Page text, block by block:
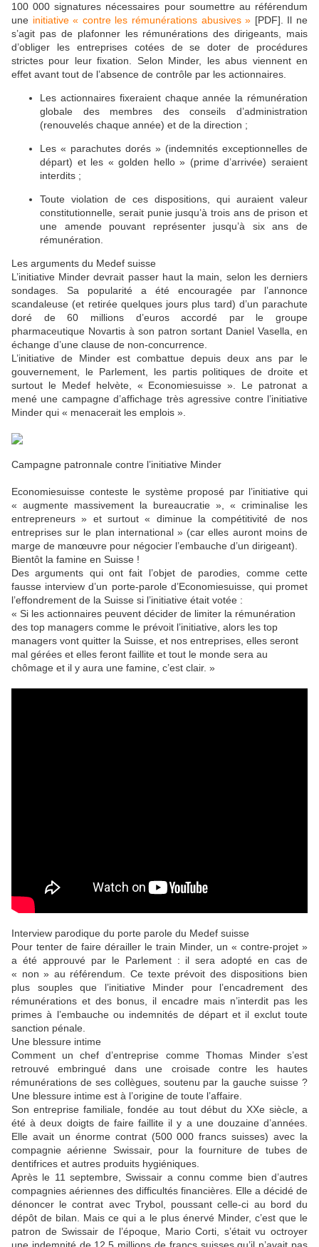
100 000 signatures nécessaires pour soumettre au référendum
une initiative « contre les rémunérations abusives » [PDF]. Il ne
s’agit pas de plafonner les rémunérations des dirigeants, mais
d’obliger les entreprises cotées de se doter de procédures
strictes pour leur fixation. Selon Minder, les abus viennent en
effet avant tout de l’absence de contrôle par les actionnaires.
Les actionnaires fixeraient chaque année la rémunération
globale des membres des conseils d’administration
(renouvelés chaque année) et de la direction ;
Les « parachutes dorés » (indemnités exceptionnelles de
départ) et les « golden hello » (prime d’arrivée) seraient
interdits ;
Toute violation de ces dispositions, qui auraient valeur
constitutionnelle, serait punie jusqu’à trois ans de prison et
une amende pouvant représenter jusqu’à six ans de
rémunération.
Les arguments du Medef suisse
L’initiative Minder devrait passer haut la main, selon les derniers
sondages. Sa popularité a été encouragée par l’annonce
scandaleuse (et retirée quelques jours plus tard) d’un parachute
doré de 60 millions d’euros accordé par le groupe
pharmaceutique Novartis à son patron sortant Daniel Vasella, en
échange d’une clause de non-concurrence.
L’initiative de Minder est combattue depuis deux ans par le
gouvernement, le Parlement, les partis politiques de droite et
surtout le Medef helvète, « Economiesuisse ». Le patronat a
mené une campagne d’affichage très agressive contre l’initiative
Minder qui « menacerait les emplois ».
Campagne patronnale contre l’initiative Minder
Economiesuisse conteste le système proposé par l’initiative qui
« augmente massivement la bureaucratie », « criminalise les
entrepreneurs » et surtout « diminue la compétitivité de nos
entreprises sur le plan international » (car elles auront moins de
marge de manœuvre pour négocier l’embauche d’un dirigeant).
Bientôt la famine en Suisse !
Des arguments qui ont fait l’objet de parodies, comme cette
fausse interview d’un porte-parole d’Economiesuisse, qui promet
l’effondrement de la Suisse si l’initiative était votée :
« Si les actionnaires peuvent décider de limiter la rémunération
des top managers comme le prévoit l’initiative, alors les top
managers vont quitter la Suisse, et nos entreprises, elles seront
mal gérées et elles feront faillite et tout le monde sera au
chômage et il y aura une famine, c’est clair. »
Interview parodique du porte parole du Medef suisse
Pour tenter de faire dérailler le train Minder, un « contre-projet »
a été approuvé par le Parlement : il sera adopté en cas de
« non » au référendum. Ce texte prévoit des dispositions bien
plus souples que l’initiative Minder pour l’encadrement des
rémunérations et des bonus, il encadre mais n’interdit pas les
primes à l’embauche ou indemnités de départ et il exclut toute
sanction pénale.
Une blessure intime
Comment un chef d’entreprise comme Thomas Minder s’est
retrouvé embringué dans une croisade contre les hautes
rémunérations de ses collègues, soutenu par la gauche suisse ?
Une blessure intime est à l’origine de toute l’affaire.
Son entreprise familiale, fondée au tout début du XXe siècle, a
été à deux doigts de faire faillite il y a une douzaine d’années.
Elle avait un énorme contrat (500 000 francs suisses) avec la
compagnie aérienne Swissair, pour la fourniture de tubes de
dentifrices et autres produits hygiéniques.
Après le 11 septembre, Swissair a connu comme bien d’autres
compagnies aériennes des difficultés financières. Elle a décidé de
dénoncer le contrat avec Trybol, poussant celle-ci au bord du
dépôt de bilan. Mais ce qui a le plus énervé Minder, c’est que le
patron de Swissair de l’époque, Mario Corti, s’était vu octroyer